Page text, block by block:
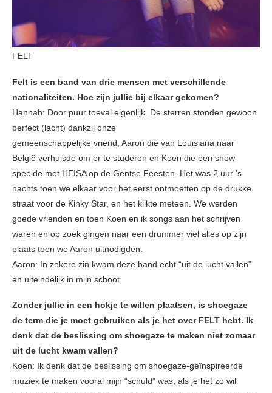
FELT
Felt is een band van drie mensen met verschillende
nationaliteiten. Hoe zijn jullie bij elkaar gekomen?
Hannah: Door puur toeval eigenlijk. De sterren stonden gewoon
perfect (lacht) dankzij onze
gemeenschappelijke vriend, Aaron die van Louisiana naar
België verhuisde om er te studeren en Koen die een show
speelde met HEISA op de Gentse Feesten. Het was 2 uur ’s
nachts toen we elkaar voor het eerst ontmoetten op de drukke
straat voor de Kinky Star, en het klikte meteen. We werden
goede vrienden en toen Koen en ik songs aan het schrijven
waren en op zoek gingen naar een drummer viel alles op zijn
plaats toen we Aaron uitnodigden.
Aaron: In zekere zin kwam deze band echt “uit de lucht vallen”
en uiteindelijk in mijn schoot.
Zonder jullie in een hokje te willen plaatsen, is shoegaze
de term die je moet gebruiken als je het over FELT hebt. Ik
denk dat de beslissing om shoegaze te maken niet zomaar
uit de lucht kwam vallen?
Koen: Ik denk dat de beslissing om shoegaze-geïnspireerde
muziek te maken vooral mijn “schuld” was, als je het zo wil